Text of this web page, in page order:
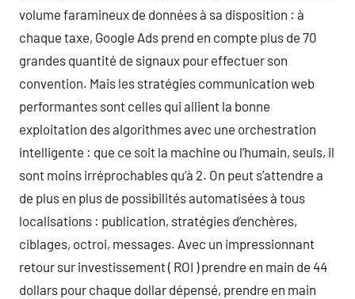
volume faramineux de données à sa disposition : à
chaque taxe, Google Ads prend en compte plus de 70
grandes quantité de signaux pour effectuer son
convention. Mais les stratégies communication web
performantes sont celles qui allient la bonne
exploitation des algorithmes avec une orchestration
intelligente : que ce soit la machine ou l’humain, seuls, il
sont moins irréprochables qu’à 2. On peut s’attendre a
de plus en plus de possibilités automatisées à tous
localisations : publication, stratégies d’enchères,
ciblages, octroi, messages. Avec un impressionnant
retour sur investissement ( ROI ) prendre en main de 44
dollars pour chaque dollar dépensé, prendre en main